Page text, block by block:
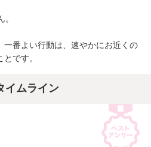
一番よい行動は、速やかにお近くの
です。
イムライン